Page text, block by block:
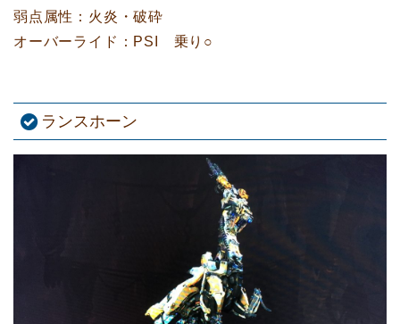
弱点属性：火炎・破砕
オーバーライド：PSI 乗り○
ランスホーン